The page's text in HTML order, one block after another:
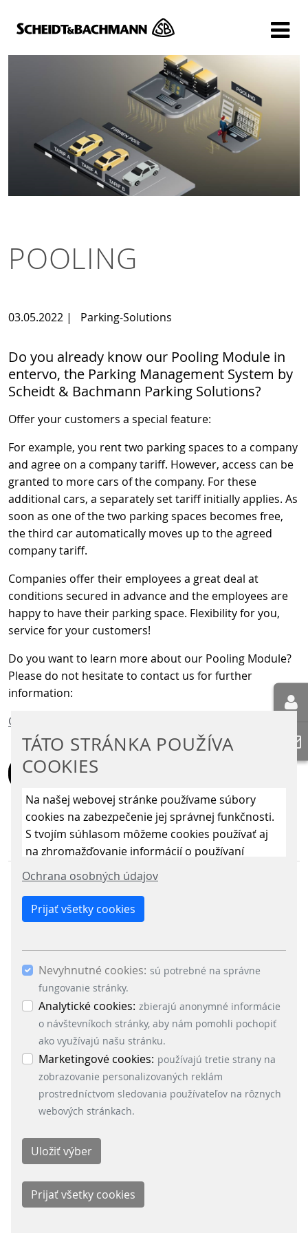
TÁTO STRÁNKA POUŽÍVA
COOKIES
Na našej webovej stránke používame súbory
cookies na zabezpečenie jej správnej funkčnosti.
S tvojím súhlasom môžeme cookies používať aj
na zhromažďovanie informácií o používaní
stránky, aby sme ju mohli neustále vylepšovať.
Kliknutím na „Uložiť len nevyhnutné cookies“
odmietneš použitie iných ako len nevyhnutných
cookies. Povolením „Analytických cookies“ a
potvrdením cez tlačidlo „Uložiť výber“ súhlasíš s
použitím ostatných súborov cookies. Ak chceš
potvrdiť súhlas s použitím všetkých súborov
cookies (nevyhnutné, analytické a marketingové),
klikni na tlačidlo „Prijať všetky cookies“.
Nastavenie cookies môžeš kedykoľvek zmeniť v
menu „Nastavenie cookies“ v ľavom dolnom rohu
stránky. Podrobné informácie o využívaní cookies
na našej stránke nájdeš tu:
Ochrana osobných údajov
Prijať všetky cookies
Nevyhnutné cookies: sú potrebné na správne
fungovanie stránky.
Analytické cookies: zbierajú anonymné informácie
o návštevníkoch stránky, aby nám pomohli pochopiť
ako využívajú našu stránku.
Marketingové cookies: používajú tretie strany na
zobrazovanie personalizovaných reklám
prostredníctvom sledovania používateľov na rôznych
webových stránkach.
POOLING
03.05.2022 | Parking-Solutions
Do you already know our Pooling Module in
entervo, the Parking Management System by
Scheidt & Bachmann Parking Solutions?
Offer your customers a special feature:
For example, you rent two parking spaces to a company
and agree on a company tariff. However, access can be
granted to more cars of the company. For these
additional cars, a separately set tariff initially applies. As
soon as one of the two parking spaces becomes free,
the third car automatically moves up to the agreed
company tariff.
Companies offer their employees a great deal at
conditions secured in advance and the employees are
happy to have their parking space. Flexibility for you,
service for your customers!
Do you want to learn more about our Pooling Module?
Please do not hesitate to contact us for further
information:
Contact us
SPÄŤ
ODDELENIA
Signalling Systems
Energy Retail Solutions
Parking Solutions
Fare Collection Systems
SOCIAL MEDIA
Facebook
LinkedIn
Instagram
KONTAKT
Scheidt & Bachmann Slovensko s.r.o.
Priemyselná 14 / P.O.Box B-143